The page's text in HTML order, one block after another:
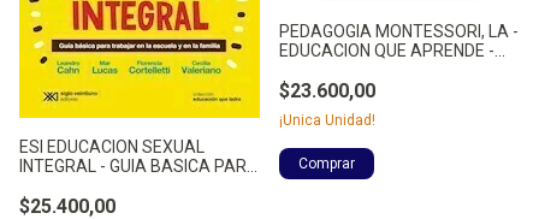
ESI EDUCACION SEXUAL
INTEGRAL - GUIA BASICA PARA
$25.400,00
PEDAGOGIA MONTESSORI, LA -
EDUCACION QUE APRENDE -
$23.600,00
¡Unica Unidad!